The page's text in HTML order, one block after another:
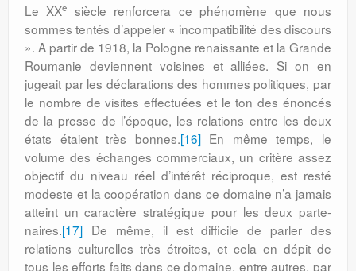
Le XXe
siècle renforcera ce phéno­mène que nous
sommes tentés d’appeler « incompatibilité des discours
». A partir de 1918, la Pologne renaissante et la Grande
Roumanie deviennent voisines et alliées. Si on en
jugeait par les déclarations des hommes politiques, par
le nombre de visites effectuées et le ton des énoncés
de la presse de l’époque, les relations entre les deux
états étaient très bonnes.[16]En même temps, le
volume des échanges commerciaux, un critère assez
objectif du niveau réel d’intérêt réciproque, est resté
modeste et la coopé­ration dans ce domaine n’a jamais
atteint un caractère stratégique pour les deux parte­
naires.[17] De même, il est difficile de parler des
relations culturelles très étroites, et cela en dépit de
tous les efforts faits dans ce domaine, entre autres, par